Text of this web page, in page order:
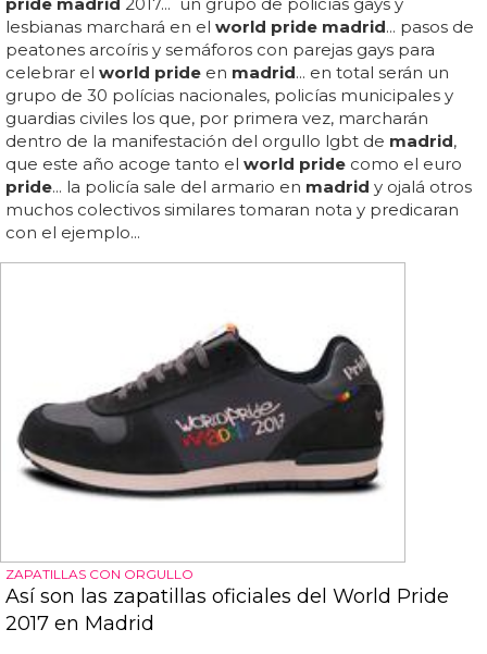
lesbianas marchará en el world pride madrid... pasos de
peatones arcoíris y semáforos con parejas gays para
celebrar el world pride en madrid... en total serán un
grupo de 30 polícias nacionales, policías municipales y
guardias civiles los que, por primera vez, marcharán
dentro de la manifestación del orgullo lgbt de madrid,
que este año acoge tanto el world pride como el euro
pride... la policía sale del armario en madrid y ojalá otros
muchos colectivos similares tomaran nota y predicaran
con el ejemplo...
ZAPATILLAS CON ORGULLO
Así son las zapatillas oficiales del World Pride
2017 en Madrid